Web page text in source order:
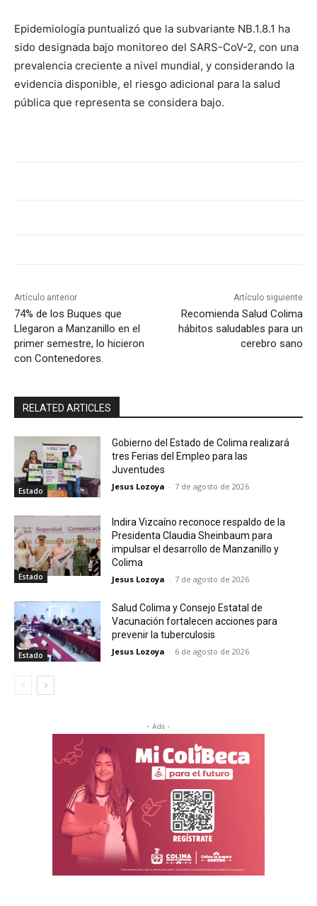
Epidemiología puntualizó que la subvariante NB.1.8.1 ha
sido designada bajo monitoreo del SARS-CoV-2, con una
prevalencia creciente a nivel mundial, y considerando la
evidencia disponible, el riesgo adicional para la salud
pública que representa se considera bajo.
Artículo anterior
74% de los Buques que
Llegaron a Manzanillo en el
primer semestre, lo hicieron
con Contenedores.
Artículo siguiente
Recomienda Salud Colima
hábitos saludables para un
cerebro sano
RELATED ARTICLES
Estado
Gobierno del Estado de Colima realizará
tres Ferias del Empleo para las
Juventudes
Jesus Lozoya - 7 de agosto de 2026
Estado
Indira Vizcaíno reconoce respaldo de la
Presidenta Claudia Sheinbaum para
impulsar el desarrollo de Manzanillo y
Colima
Jesus Lozoya - 7 de agosto de 2026
Estado
Salud Colima y Consejo Estatal de
Vacunación fortalecen acciones para
prevenir la tuberculosis
Jesus Lozoya - 6 de agosto de 2026
- Ads -